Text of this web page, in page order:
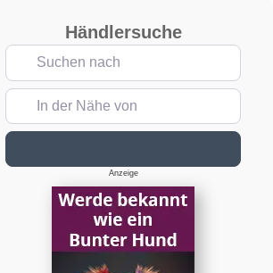
Händlersuche
Suchen nach
In der Nähe von
Anzeige